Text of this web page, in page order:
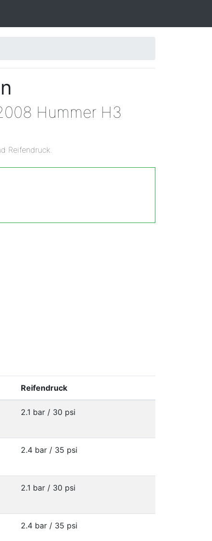
Hummer H3
Reifendruck.
Reifendruck
2.1 bar / 30 psi
2.4 bar / 35 psi
2.1 bar / 30 psi
2.4 bar / 35 psi